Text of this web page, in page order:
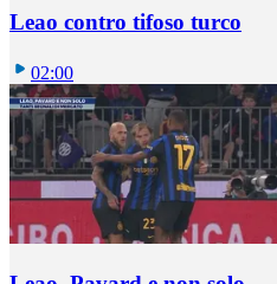
Leao contro tifoso turco
02:00